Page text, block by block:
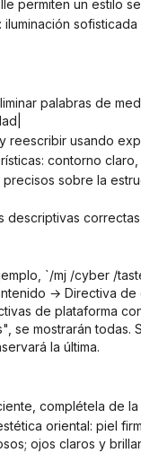
permiten un estilo
sofisticada
reescribir usando
contorno
→ Directiva
de plataforma
se mostrarán
la última.
complétela de la
ojos claros y